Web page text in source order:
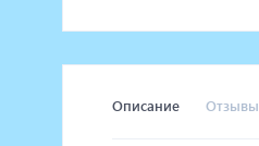
Описание Отзывы